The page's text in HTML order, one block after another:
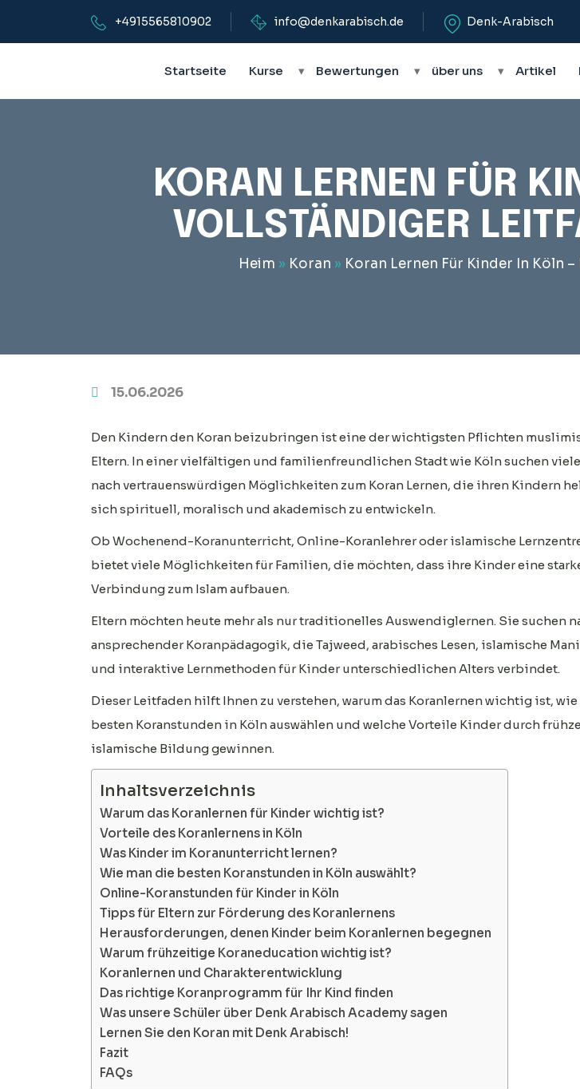
+4915565810902 info@denkarabisch.de Denk-Arabisch
Startseite Kurse ▾ Bewertungen ▾ über uns ▾ Artikel
KORAN LERNEN FÜR
VOLLSTÄNDIGER
Heim » Koran » Koran Lernen Für Kinder In Köln
15.06.2026
Den Kindern den Koran beizubringen ist eine der wichtigsten Pflichten
Eltern. In einer vielfältigen und familienfreundlichen Stadt wie Köln suchen
nach vertrauenswürdigen Möglichkeiten zum Koran Lernen, die ihren Kindern
sich spirituell, moralisch und akademisch zu entwickeln.
Ob Wochenend-Koranunterricht, Online-Koranlehrer oder islamische
bietet viele Möglichkeiten für Familien, die möchten, dass ihre Kinder eine
Verbindung zum Islam aufbauen.
Eltern möchten heute mehr als nur traditionelles Auswendiglernen. Sie suchen
ansprechender Koranpädagogik, die Tajweed, arabisches Lesen, islamische
und interaktive Lernmethoden für Kinder unterschiedlichen Alters verbindet.
Dieser Leitfaden hilft Ihnen zu verstehen, warum das Koranlernen wichtig ist,
besten Koranstunden in Köln auswählen und welche Vorteile Kinder durch
islamische Bildung gewinnen.
Inhaltsverzeichnis
Warum das Koranlernen für Kinder wichtig ist?
Vorteile des Koranlernens in Köln
Was Kinder im Koranunterricht lernen?
Wie man die besten Koranstunden in Köln auswählt?
Online-Koranstunden für Kinder in Köln
Tipps für Eltern zur Förderung des Koranlernens
Herausforderungen, denen Kinder beim Koranlernen begegnen
Warum frühzeitige Koraneducation wichtig ist?
Koranlernen und Charakterentwicklung
Das richtige Koranprogramm für Ihr Kind finden
Was unsere Schüler über Denk Arabisch Academy sagen
Lernen Sie den Koran mit Denk Arabisch!
Fazit
FAQs